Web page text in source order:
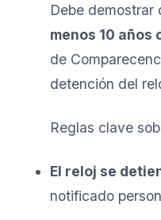
Debe demostrar
menos 10 años
de
detención del
Reglas clave
El reloj se
notificado